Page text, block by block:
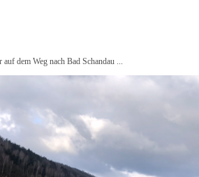
dem Weg nach Bad Schandau ...